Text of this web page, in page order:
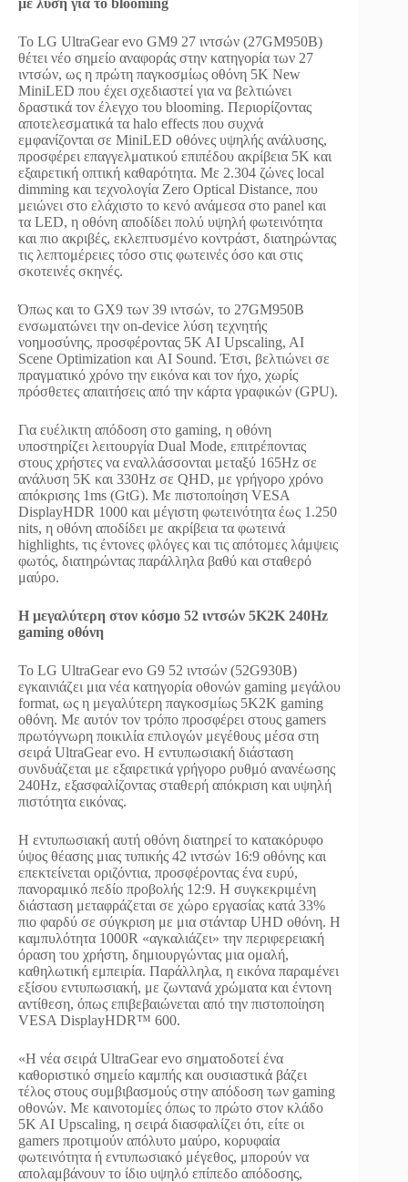
Το LG UltraGear evo GM9 27 ιντσών (27GM950B)
θέτει νέο σημείο αναφοράς στην κατηγορία των 27
ιντσών, ως η πρώτη παγκοσμίως οθόνη 5K New
MiniLED που έχει σχεδιαστεί για να βελτιώνει
δραστικά τον έλεγχο του blooming. Περιορίζοντας
αποτελεσματικά τα halo effects που συχνά
εμφανίζονται σε MiniLED οθόνες υψηλής ανάλυσης,
προσφέρει επαγγελματικού επιπέδου ακρίβεια 5K και
εξαιρετική οπτική καθαρότητα. Με 2.304 ζώνες local
dimming και τεχνολογία Zero Optical Distance, που
μειώνει στο ελάχιστο το κενό ανάμεσα στο panel και
τα LED, η οθόνη αποδίδει πολύ υψηλή φωτεινότητα
και πιο ακριβές, εκλεπτυσμένο κοντράστ, διατηρώντας
τις λεπτομέρειες τόσο στις φωτεινές όσο και στις
σκοτεινές σκηνές.
Όπως και το GX9 των 39 ιντσών, το 27GM950B
ενσωματώνει την on-device λύση τεχνητής
νοημοσύνης, προσφέροντας 5K AI Upscaling, AI
Scene Optimization και AI Sound. Έτσι, βελτιώνει σε
πραγματικό χρόνο την εικόνα και τον ήχο, χωρίς
πρόσθετες απαιτήσεις από την κάρτα γραφικών (GPU).
Για ευέλικτη απόδοση στο gaming, η οθόνη
υποστηρίζει λειτουργία Dual Mode, επιτρέποντας
στους χρήστες να εναλλάσσονται μεταξύ 165Hz σε
ανάλυση 5K και 330Hz σε QHD, με γρήγορο χρόνο
απόκρισης 1ms (GtG). Με πιστοποίηση VESA
DisplayHDR 1000 και μέγιστη φωτεινότητα έως 1.250
nits, η οθόνη αποδίδει με ακρίβεια τα φωτεινά
highlights, τις έντονες φλόγες και τις απότομες λάμψεις
φωτός, διατηρώντας παράλληλα βαθύ και σταθερό
μαύρο.
Η μεγαλύτερη στον κόσμο 52 ιντσών 5K2K 240Hz
gaming οθόνη
Το LG UltraGear evo G9 52 ιντσών (52G930B)
εγκαινιάζει μια νέα κατηγορία οθονών gaming μεγάλου
format, ως η μεγαλύτερη παγκοσμίως 5K2K gaming
οθόνη. Με αυτόν τον τρόπο προσφέρει στους gamers
πρωτόγνωρη ποικιλία επιλογών μεγέθους μέσα στη
σειρά UltraGear evo. Η εντυπωσιακή διάσταση
συνδυάζεται με εξαιρετικά γρήγορο ρυθμό ανανέωσης
240Hz, εξασφαλίζοντας σταθερή απόκριση και υψηλή
πιστότητα εικόνας.
Η εντυπωσιακή αυτή οθόνη διατηρεί το κατακόρυφο
ύψος θέασης μιας τυπικής 42 ιντσών 16:9 οθόνης και
επεκτείνεται οριζόντια, προσφέροντας ένα ευρύ,
πανοραμικό πεδίο προβολής 12:9. Η συγκεκριμένη
διάσταση μεταφράζεται σε χώρο εργασίας κατά 33%
πιο φαρδύ σε σύγκριση με μια στάνταρ UHD οθόνη. Η
καμπυλότητα 1000R «αγκαλιάζει» την περιφερειακή
όραση του χρήστη, δημιουργώντας μια ομαλή,
καθηλωτική εμπειρία. Παράλληλα, η εικόνα παραμένει
εξίσου εντυπωσιακή, με ζωντανά χρώματα και έντονη
αντίθεση, όπως επιβεβαιώνεται από την πιστοποίηση
VESA DisplayHDR™ 600.
«Η νέα σειρά UltraGear evo σηματοδοτεί ένα
καθοριστικό σημείο καμπής και ουσιαστικά βάζει
τέλος στους συμβιβασμούς στην απόδοση των gaming
οθονών. Με καινοτομίες όπως το πρώτο στον κλάδο
5K AI Upscaling, η σειρά διασφαλίζει ότι, είτε οι
gamers προτιμούν απόλυτο μαύρο, κορυφαία
φωτεινότητα ή εντυπωσιακό μέγεθος, μπορούν να
απολαμβάνουν το ίδιο υψηλό επίπεδο απόδοσης,